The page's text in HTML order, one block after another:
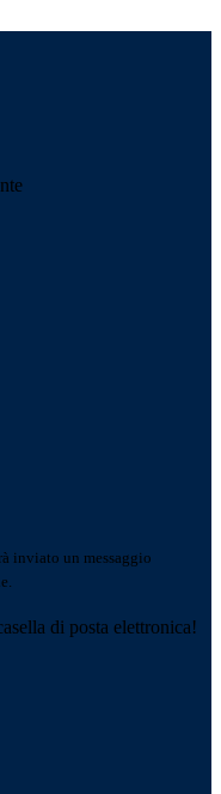
inviato un messaggio
di posta elettronica!